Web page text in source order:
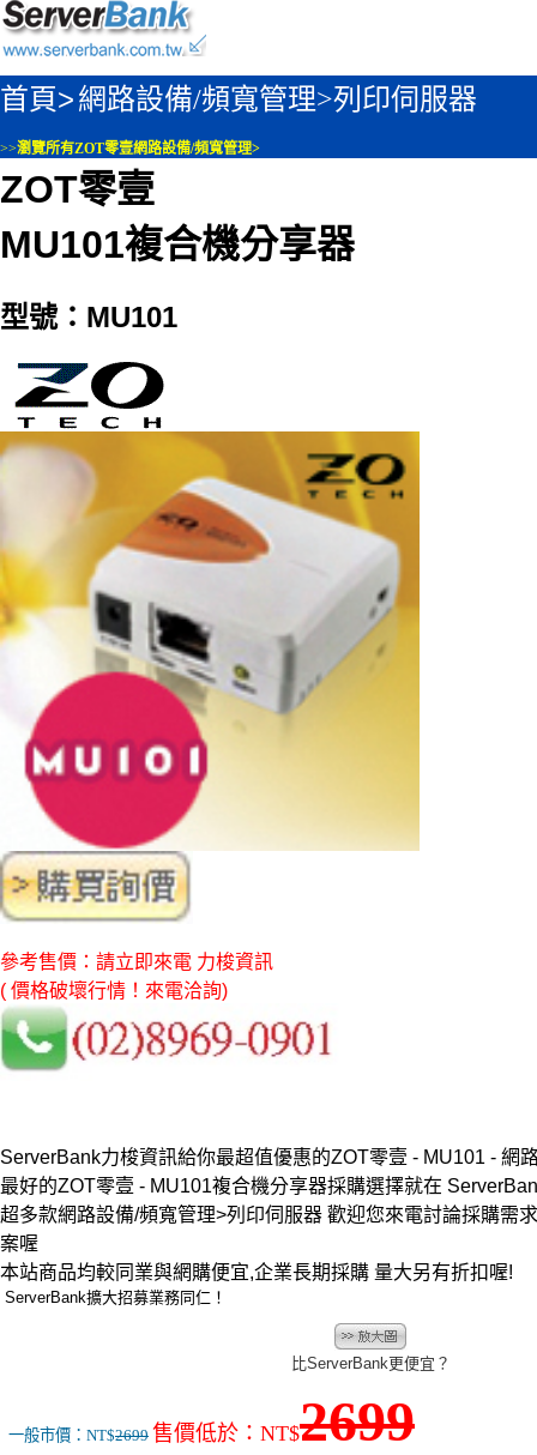
首頁>網路設備/頻寬管理>列印伺服器
>>瀏覽所有ZOT零壹網路設備/頻寬管理>
ZOT零壹
MU101複合機分享器
型號：MU101
參考售價：請立即來電 力梭資訊
( 價格破壞行情！來電洽詢)
ServerBank力梭資訊給你最超值優惠的ZOT零壹 - MU101 - 網
最好的ZOT零壹 - MU101複合機分享器採購選擇就在
超多款網路設備/頻寬管理>列印伺服器 歡迎您來電討論採購需
案喔
本站商品均較同業與網購便宜,企業長期採購 量大另有折扣喔!
ServerBank擴大招募業務同仁！
比ServerBank更便宜？
一般市價：NT$2699 售價低於：NT$2699